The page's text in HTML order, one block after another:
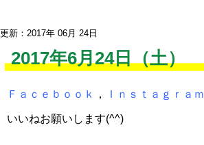
更新：2017年 06月 24日
2017年6月24日（土）
Ｆａｃｅｂｏｏｋ ， Ｉｎｓｔａｇｒａｍ
いいねお願いします(^^)